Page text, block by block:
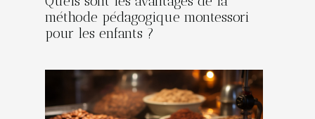
méthode pédagogique montessori
pour les enfants ?